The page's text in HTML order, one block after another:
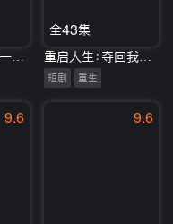
全43集
短剧 重生
9.6 9.6